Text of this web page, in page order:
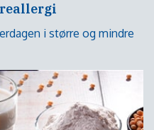
i større og mindre